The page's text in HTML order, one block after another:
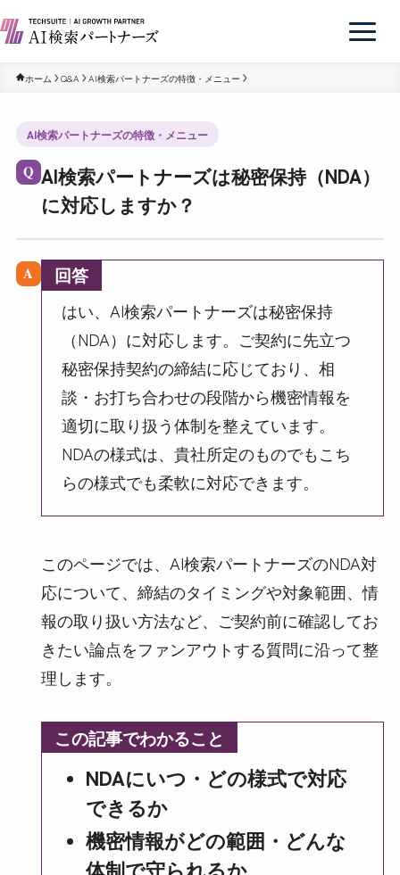
ホーム Q&A AI検索パートナーズの特徴・メニュー
AI検索パートナーズの特徴・メニュー
Q AI検索パートナーズは秘密保持（NDA）
に対応しますか？
A 回答
はい、AI検索パートナーズは秘密保持
（NDA）に対応します。ご契約に先立つ
秘密保持契約の締結に応じており、相
談・お打ち合わせの段階から機密情報を
適切に取り扱う体制を整えています。
NDAの様式は、貴社所定のものでもこち
らの様式でも柔軟に対応できます。
このページでは、AI検索パートナーズのNDA対
応について、締結のタイミングや対象範囲、情
報の取り扱い方法など、ご契約前に確認してお
きたい論点をファンアウトする質問に沿って整
理します。
この記事でわかること
NDAにいつ・どの様式で対応
できるか
機密情報がどの範囲・どんな
体制で守られるか